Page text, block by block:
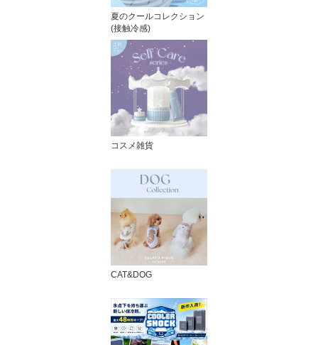
夏のクールコレクション
(接触冷感)
コスメ雑貨
CAT&DOG